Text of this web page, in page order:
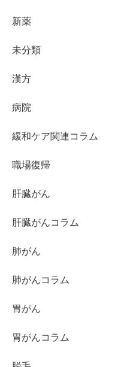
新薬
未分類
漢方
病院
緩和ケア関連コラム
職場復帰
肝臓がん
肝臓がんコラム
肺がん
肺がんコラム
胃がん
胃がんコラム